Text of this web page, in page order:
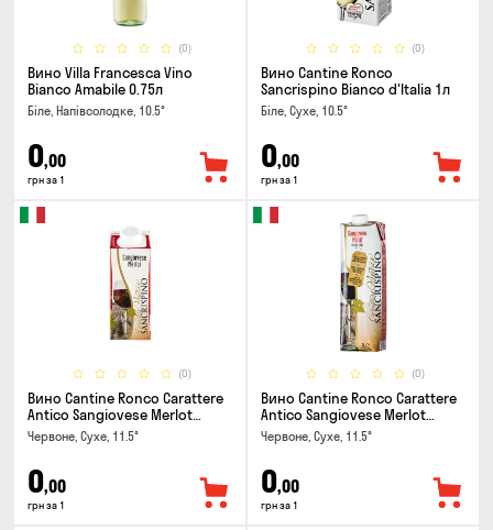
(0)
Вино Villa Francesca Vino
Bianco Amabile 0.75л
Біле, Напівсолодке, 10.5°
0,00
грн за 1
(0)
Вино Cantine Ronco
Sancrispino Bianco d'Italia 1л
Біле, Сухе, 10.5°
0,00
грн за 1
(0)
Вино Cantine Ronco Carattere
Antico Sangiovese Merlot
Rubicone IGT 0.25л
Червоне, Сухе, 11.5°
0,00
грн за 1
(0)
Вино Cantine Ronco Carattere
Antico Sangiovese Merlot
Rubicone IGT 1л
Червоне, Сухе, 11.5°
0,00
грн за 1